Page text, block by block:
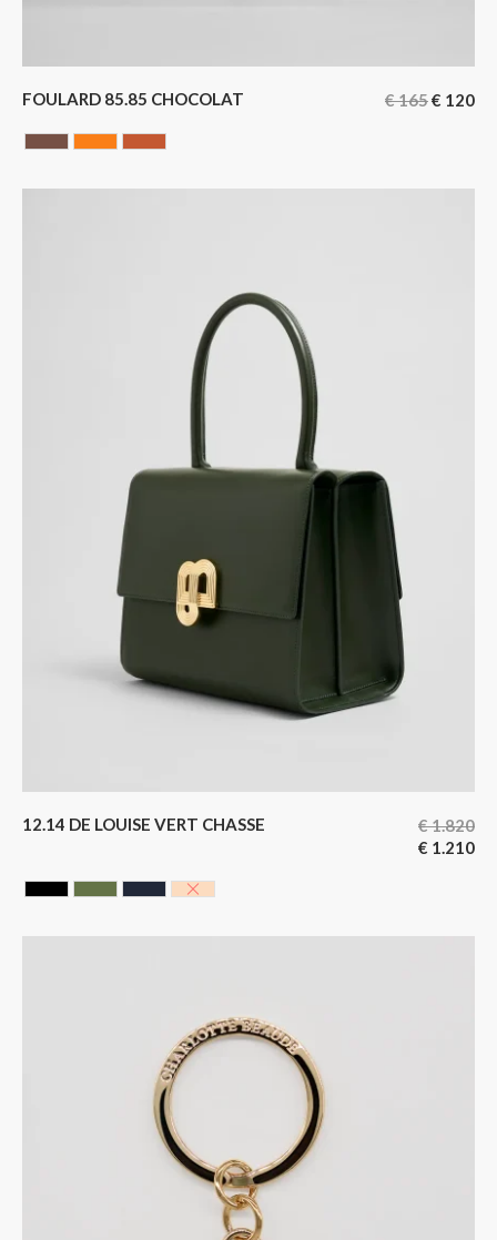
FOULARD 85.85 CHOCOLAT €165€ 120
12.14 DE LOUISE VERT CHASSE €1.820
€ 1.210